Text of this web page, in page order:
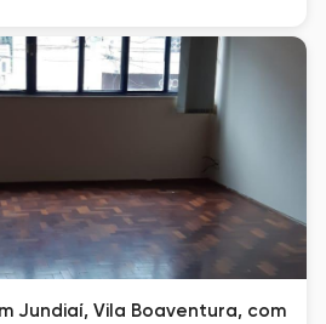
Jundiaí, Vila Boaventura, com